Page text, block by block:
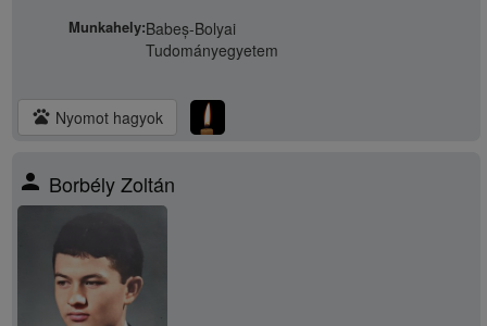
Munkahely:Babeș-Bolyai
Tudományegyetem
pets Nyomot hagyok
person Borbély Zoltán